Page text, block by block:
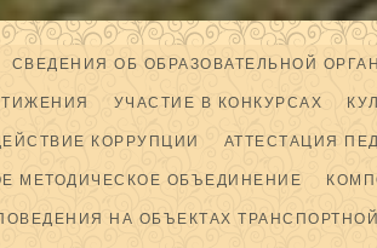
СВЕДЕНИЯ ОБ ОБРАЗОВАТЕЛЬНОЙ
УЧАСТИЕ В КОНКУРСАХ
КОРРУПЦИИ АТТЕСТАЦИЯ
МЕТОДИЧЕСКОЕ ОБЪЕДИНЕНИЕ
НА ОБЪЕКТАХ